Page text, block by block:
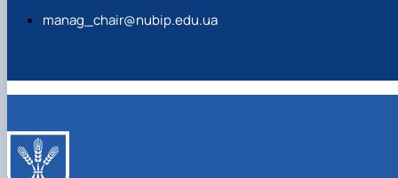
manag_chair@nubip.edu.ua